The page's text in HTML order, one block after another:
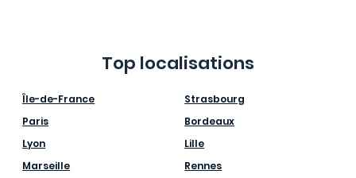
Top localisations
Île-de-France
Paris
Lyon
Marseille
Strasbourg
Bordeaux
Lille
Rennes